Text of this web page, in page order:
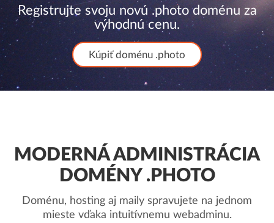
Registrujte svoju novú .photo doménu za
výhodnú cenu.
Kúpiť doménu .photo
MODERNÁ ADMINISTRÁCIA
DOMÉNY .PHOTO
Doménu, hosting aj maily spravujete na jednom
mieste vďaka intuitívnemu webadminu.